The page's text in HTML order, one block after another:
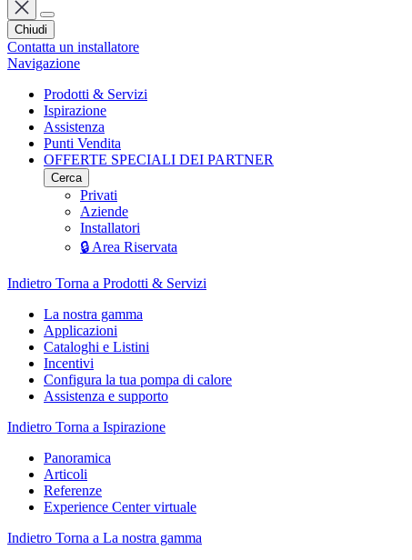
Chiudi
Contatta un installatore
Navigazione
Prodotti & Servizi
Ispirazione
Assistenza
Punti Vendita
OFFERTE SPECIALI DEI PARTNER
Cerca
Privati
Aziende
Installatori
🔒 Area Riservata
Indietro Torna a Prodotti & Servizi
La nostra gamma
Applicazioni
Cataloghi e Listini
Incentivi
Configura la tua pompa di calore
Assistenza e supporto
Indietro Torna a Ispirazione
Panoramica
Articoli
Referenze
Experience Center virtuale
Indietro Torna a La nostra gamma